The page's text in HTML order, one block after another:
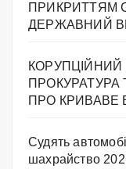
ПРИКРИТТЯМ
ДЕРЖАВНИЙ
КОРУПЦІЙНИЙ
ПРОКУРАТУРА
ПРО КРИВАВЕ
Судять
шахрайство